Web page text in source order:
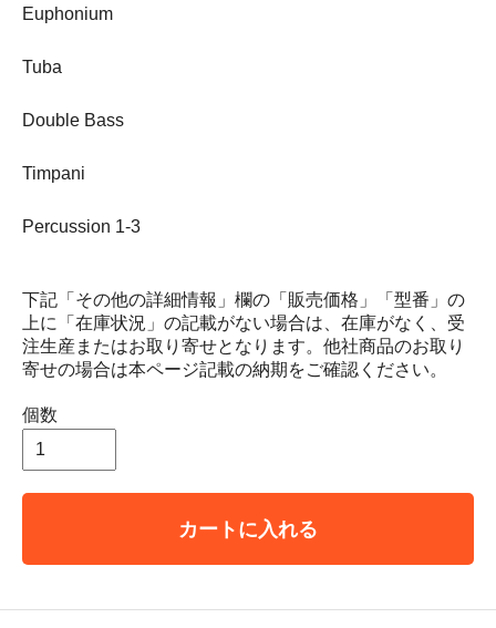
Euphonium
Tuba
Double Bass
Timpani
Percussion 1-3
下記「その他の詳細情報」欄の「販売価格」「型番」の
上に「在庫状況」の記載がない場合は、在庫がなく、受
注生産またはお取り寄せとなります。他社商品のお取り
寄せの場合は本ページ記載の納期をご確認ください。
個数
カートに入れる